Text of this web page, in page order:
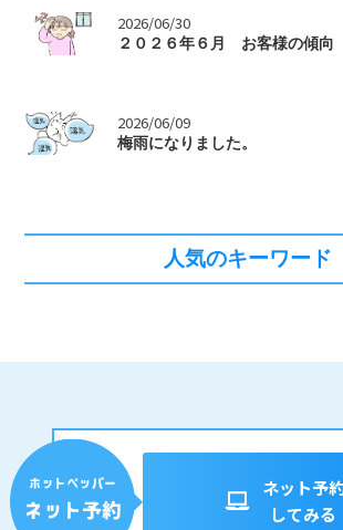
> 2026/06/30
２０２６年６月 お客様の傾向
> 2026/06/09
梅雨になりました。
人気のキーワード
ネット予
してみる